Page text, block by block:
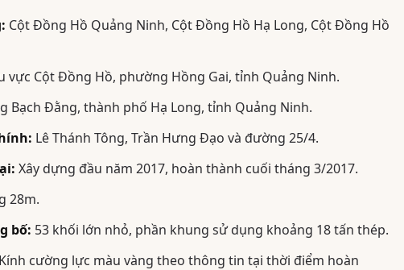
Cột Đồng Hồ Quảng Ninh, Cột Đồng Hồ Hạ Long, Cột Đồng Hồ
vực Cột Đồng Hồ, phường Hồng Gai, tỉnh Quảng Ninh.
Bạch Đằng, thành phố Hạ Long, tỉnh Quảng Ninh.
Lê Thánh Tông, Trần Hưng Đạo và đường 25/4.
Xây dựng đầu năm 2017, hoàn thành cuối tháng 3/2017.
28m.
bố: 53 khối lớn nhỏ, phần khung sử dụng khoảng 18 tấn thép.
Kính cường lực màu vàng theo thông tin tại thời điểm hoàn